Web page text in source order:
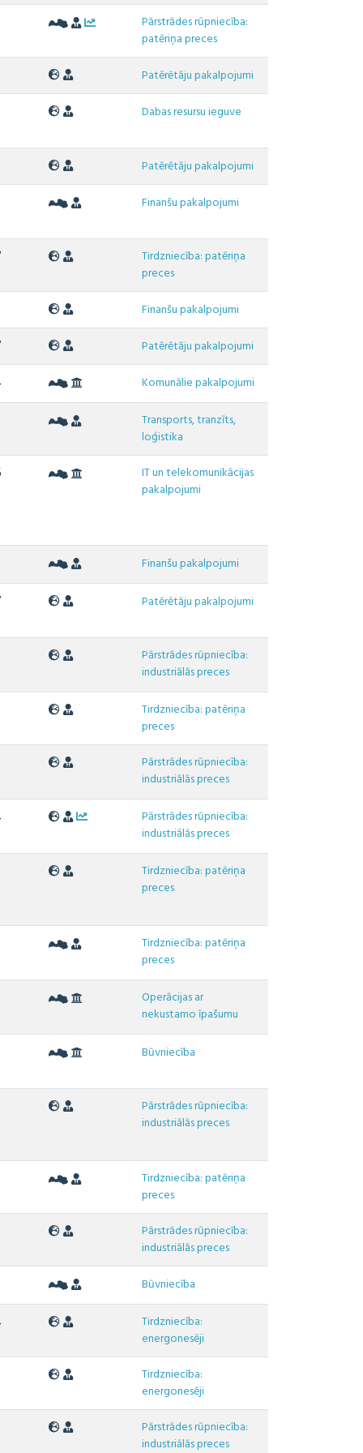
Pārstrādes rūpniecība:
patēriņa preces
Patērētāju pakalpojumi
Dabas resursu ieguve
Patērētāju pakalpojumi
Finanšu pakalpojumi
Tirdzniecība: patēriņa
preces
Finanšu pakalpojumi
Patērētāju pakalpojumi
Komunālie pakalpojumi
Transports, tranzīts,
loģistika
IT un telekomunikācijas
pakalpojumi
Finanšu pakalpojumi
Patērētāju pakalpojumi
Pārstrādes rūpniecība:
industriālās preces
Tirdzniecība: patēriņa
preces
Pārstrādes rūpniecība:
industriālās preces
Pārstrādes rūpniecība:
industriālās preces
Tirdzniecība: patēriņa
preces
Tirdzniecība: patēriņa
preces
Operācijas ar
nekustamo īpašumu
Būvniecība
Pārstrādes rūpniecība:
industriālās preces
Tirdzniecība: patēriņa
preces
Pārstrādes rūpniecība:
industriālās preces
Būvniecība
Tirdzniecība:
energonesēji
Tirdzniecība:
energonesēji
Pārstrādes rūpniecība:
industriālās preces